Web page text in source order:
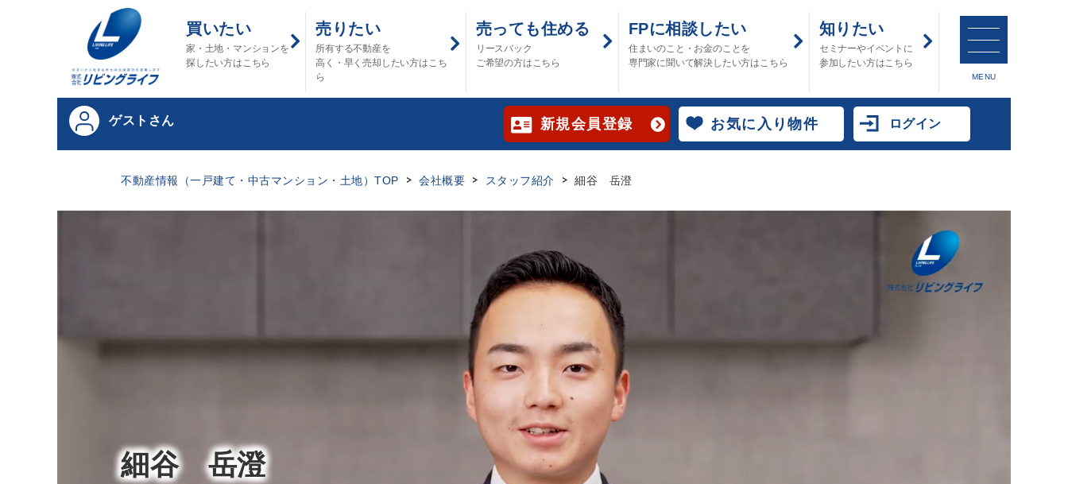
買いたい
家・土地・マンションを
探したい方はこちら
売りたい
所有する不動産を
高く・早く売却したい方はこち
ら
売っても住める
リースバック
ご希望の方はこちら
FPに相談したい
住まいのこと・お金のことを
専門家に聞いて解決したい方はこちら
知りたい
セミナーやイベントに
参加したい方はこちら
MENU
ゲストさん 新規会員登録 お気に入り物件 ログイン
不動産情報（一戸建て・中古マンション・土地）TOP 会社概要 スタッフ紹介 細谷 岳澄
細谷 岳澄